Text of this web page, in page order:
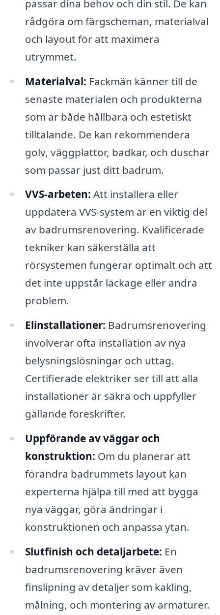
passar dina behov och din stil. De kan
rådgöra om färgscheman, materialval
och layout för att maximera
utrymmet.
Materialval: Fackmän känner till de
senaste materialen och produkterna
som är både hållbara och estetiskt
tilltalande. De kan rekommendera
golv, väggplattor, badkar, och duschar
som passar just ditt badrum.
VVS-arbeten: Att installera eller
uppdatera VVS-system är en viktig del
av badrumsrenovering. Kvalificerade
tekniker kan säkerställa att
rörsystemen fungerar optimalt och att
det inte uppstår läckage eller andra
problem.
Elinstallationer: Badrumsrenovering
involverar ofta installation av nya
belysningslösningar och uttag.
Certifierade elektriker ser till att alla
installationer är säkra och uppfyller
gällande föreskrifter.
Uppförande av väggar och
konstruktion: Om du planerar att
förändra badrummets layout kan
experterna hjälpa till med att bygga
nya väggar, göra ändringar i
konstruktionen och anpassa ytan.
Slutfinish och detaljarbete: En
badrumsrenovering kräver även
finslipning av detaljer som kakling,
målning, och montering av armaturer.